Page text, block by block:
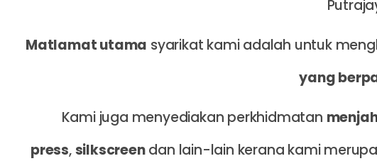
Matlamat utama syarikat kami adalah untuk
yang
Kami juga menyediakan perkhidmatan
press,silkscreendan lain-lain kerana kami